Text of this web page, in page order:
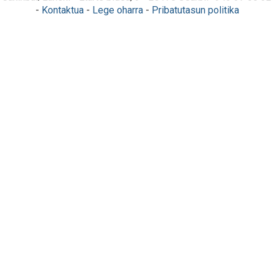
- Kontaktua- Lege oharra- Pribatutasun politika